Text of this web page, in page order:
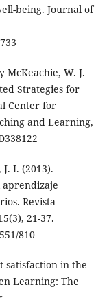
being. Journal of
McKeachie, W. J.
Strategies for
Center for
and Learning,
I. (2013).
aprendizaje
Revista
21-37.
810
satisfaction in the
Learning: The